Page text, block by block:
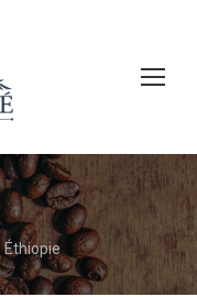
Éthiopie